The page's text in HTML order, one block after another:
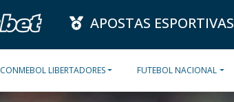
APOSTAS ESPORTIVAS
CONMEBOL LIBERTADORES FUTEBOL NACIONAL